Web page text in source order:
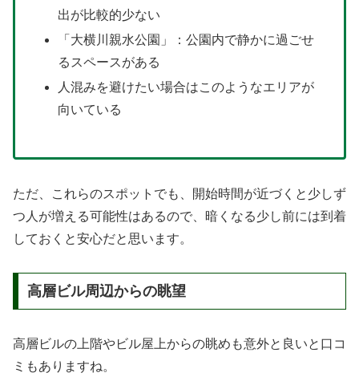
出が比較的少ない
「大横川親水公園」：公園内で静かに過ごせ
るスペースがある
人混みを避けたい場合はこのようなエリアが
向いている
ただ、これらのスポットでも、開始時間が近づくと少しず
つ人が増える可能性はあるので、暗くなる少し前には到着
しておくと安心だと思います。
高層ビル周辺からの眺望
高層ビルの上階やビル屋上からの眺めも意外と良いと口コ
ミもありますね。